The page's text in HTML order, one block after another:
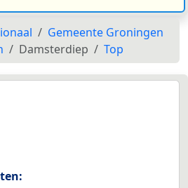
Gemeente Groningen
Damsterdiep Top